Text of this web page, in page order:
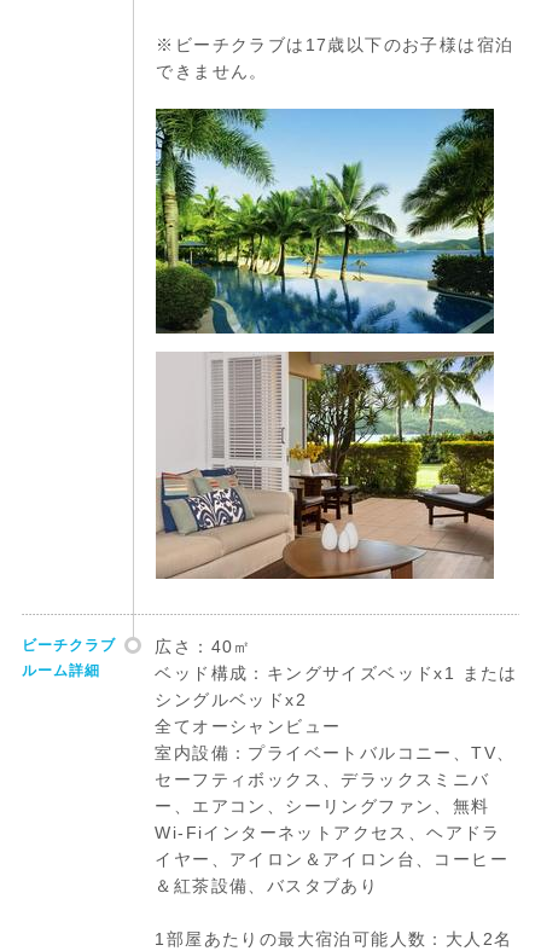
※ビーチクラブは17歳以下のお子様は宿泊
できません。
ビーチクラブ
ルーム詳細
広さ：40㎡
ベッド構成：キングサイズベッドx1 または
シングルベッドx2
全てオーシャンビュー
室内設備：プライベートバルコニー、TV、
セーフティボックス、デラックスミニバ
ー、エアコン、シーリングファン、無料
Wi-Fiインターネットアクセス、ヘアドラ
イヤー、アイロン＆アイロン台、コーヒー
＆紅茶設備、バスタブあり
1部屋あたりの最大宿泊可能人数：大人2名